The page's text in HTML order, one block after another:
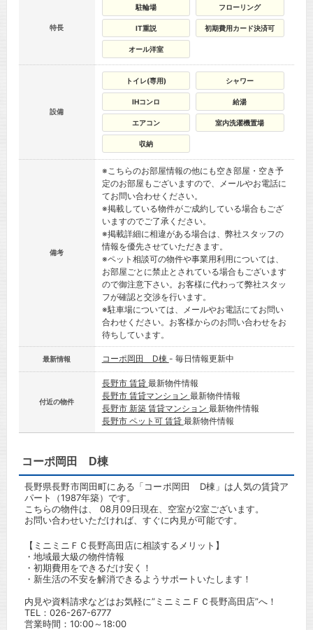
特長
駐輪場 フローリング
IT重説 初期費用カード決済可
オール洋室
設備
トイレ(専用) シャワー
IHコンロ 給湯
エアコン 室内洗濯機置場
収納
備考
※こちらのお部屋情報の他にも空き部屋・空き予
定のお部屋もございますので、メールやお電話に
てお問い合わせください。
※掲載している物件がご成約している場合もござ
いますのでご了承ください。
※掲載詳細に相違がある場合は、弊社スタッフの
情報を優先させていただきます。
※ペット相談可の物件や事業用利用については、
お部屋ごとに禁止とされている場合もございます
ので御注意下さい。お客様に代わって弊社スタッ
フが確認と交渉を行います。
※駐車場については、メールやお電話にてお問い
合わせください。お客様からのお問い合わせをお
待ちしています。
最新情報 コーポ岡田 D棟 - 毎日情報更新中
付近の物件
長野市 賃貸 最新物件情報
長野市 賃貸マンション 最新物件情報
長野市 新築 賃貸マンション 最新物件情報
長野市 ペット可 賃貸 最新物件情報
コーポ岡田 D棟
長野県長野市岡田町にある「コーポ岡田 D棟」は人気の賃貸ア
パート（1987年築）です。
こちらの物件は、 08月09日現在、空室が2室ございます。
お問い合わせいただければ、すぐに内見が可能です。
【ミニミニＦＣ長野高田店に相談するメリット】
・地域最大級の物件情報
・初期費用をできるだけ安く！
・新生活の不安を解消できるようサポートいたします！
内見や資料請求などはお気軽に”ミニミニＦＣ長野高田店”へ！
TEL： 026-267-6777
営業時間：10:00～18:00